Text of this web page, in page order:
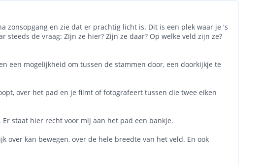
en zie dat er prachtig licht is. Dit is een plek waar je 's
de vraag: Zijn ze hier? Zijn ze daar? Op welke veld zijn ze?
een mogelijkheid om tussen de stammen door, een doorkijkje te
over het pad en je filmt of fotografeert tussen die twee eiken
staat hier recht voor mij aan het pad een bankje.
over kan bewegen, over de hele breedte van het veld. En ook